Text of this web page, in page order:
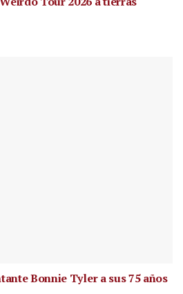
Bonnie Tyler a sus 75 años